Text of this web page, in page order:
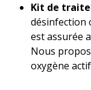
Kit de
désinfection
est assurée
Nous
oxygène